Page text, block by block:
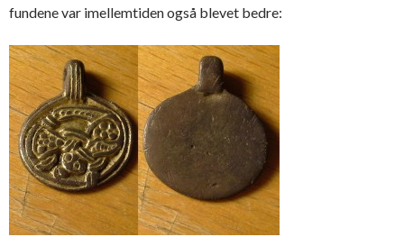
fundene var imellemtiden også blevet bedre: